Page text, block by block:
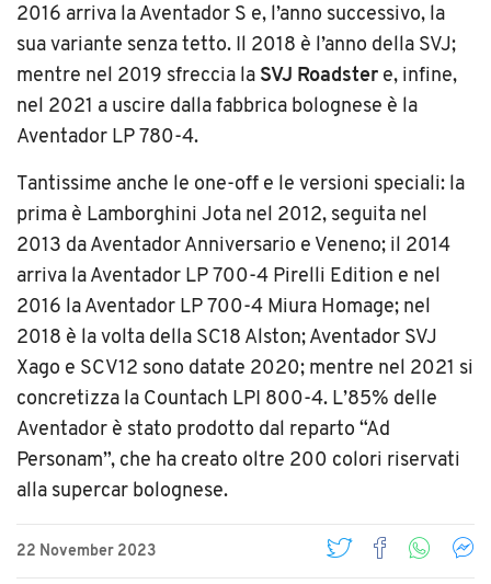
2016 arriva la Aventador S e, l’anno successivo, la
sua variante senza tetto. Il 2018 è l’anno della SVJ;
mentre nel 2019 sfreccia la SVJ Roadster e, infine,
nel 2021 a uscire dalla fabbrica bolognese è la
Aventador LP 780-4.
Tantissime anche le one-off e le versioni speciali: la
prima è Lamborghini Jota nel 2012, seguita nel
2013 da Aventador Anniversario e Veneno; il 2014
arriva la Aventador LP 700-4 Pirelli Edition e nel
2016 la Aventador LP 700-4 Miura Homage; nel
2018 è la volta della SC18 Alston; Aventador SVJ
Xago e SCV12 sono datate 2020; mentre nel 2021 si
concretizza la Countach LPI 800-4. L’85% delle
Aventador è stato prodotto dal reparto “Ad
Personam”, che ha creato oltre 200 colori riservati
alla supercar bolognese.
22 November 2023